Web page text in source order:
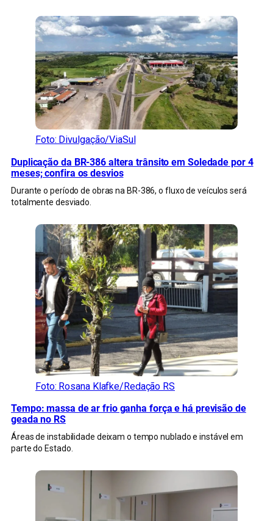
Foto: Divulgação/ViaSul
Duplicação da BR-386 altera trânsito em Soledade por 4
meses; confira os desvios
Durante o período de obras na BR-386, o fluxo de veículos será
totalmente desviado.
Foto: Rosana Klafke/Redação RS
Tempo: massa de ar frio ganha força e há previsão de
geada no RS
Áreas de instabilidade deixam o tempo nublado e instável em
parte do Estado.